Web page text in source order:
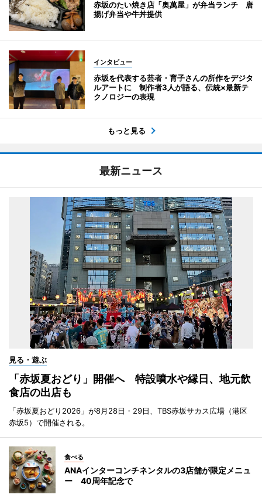
赤坂のたい焼き店「奥萬屋」が弁当ランチ 唐
揚げ弁当や牛丼提供
インタビュー
赤坂を代表する芸者・育子さんの所作をデジタ
ルアートに 制作者3人が語る、伝統×最新テ
クノロジーの表現
もっと見る
最新ニュース
見る・遊ぶ
「赤坂夏おどり」開催へ 特設噴水や縁日、地元飲
食店の出店も
「赤坂夏おどり2026」が8月28日・29日、TBS赤坂サカス広場（港区
赤坂5）で開催される。
食べる
ANAインターコンチネンタルの3店舗が限定メニュ
ー 40周年記念で